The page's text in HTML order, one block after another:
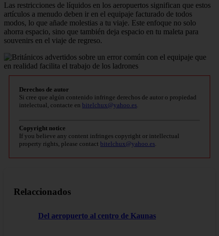
Las restricciones de líquidos en los aeropuertos significan que estos
artículos a menudo deben ir en el equipaje facturado de todos
modos, lo que añade molestias a tu viaje. Este enfoque no solo
ahorra espacio, sino que también deja espacio en tu maleta para
souvenirs en el viaje de regreso.
Derechos de autor
Si cree que algún contenido infringe derechos de autor o propiedad
intelectual, contacte en bitelchux@yahoo.es
Copyright notice
If you believe any content infringes copyright or intellectual
property rights, please contact bitelchux@yahoo.es
Relaccionados
Del aeropuerto al centro de Kaunas